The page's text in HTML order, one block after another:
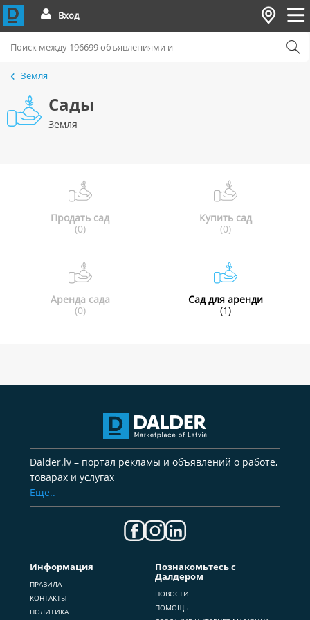
Вход
Земля
Сады
Земля
Продать сад
(0)
Купить сад
(0)
Аренда сада
(0)
Сад для аренди
(1)
Dalder.lv – портал рекламы и объявлений о работе,
товарах и услугах
Еще..
Информация
ПРАВИЛА
КОНТАКТЫ
ПОЛИТИКА
Познакомьтесь с
Далдером
НОВОСТИ
ПОМОЩЬ